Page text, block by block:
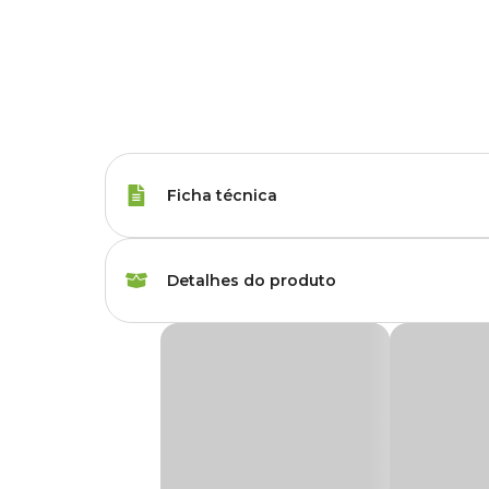
Ficha técnica
Tipos de Peixe Peixe Betta
Detalhes do produto